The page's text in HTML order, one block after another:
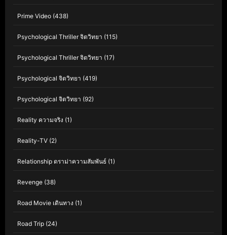
Prime Video (438)
Psychological Thriller จิตวิทยา (115)
Psychological Thriller จิตวิทยา (17)
Psychological จิตวิทยา (419)
Psychological จิตวิทยา (92)
Reality ความจริง (1)
Reality-TV (2)
Relationship ดราม่าความสัมพันธ์ (1)
Revenge (38)
Road Movie เดินทาง (1)
Road Trip (24)